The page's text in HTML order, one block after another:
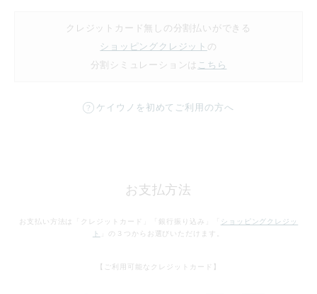
クレジットカード無しの分割払いができる
ショッピングクレジット の
分割シミュレーションは こちら
ケイウノを初めてご利用の方へ
お支払方法
お支払い方法は「クレジットカード」「銀行振り込み」「
ショッピングクレジッ
ト
」の３つからお選びいただけます。
【ご利用可能なクレジットカード】